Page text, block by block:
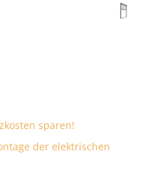
sparen!
der elektrischen